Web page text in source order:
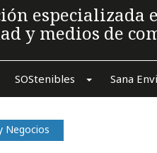
especializada
y medios de
SOStenibles Sana
Negocios